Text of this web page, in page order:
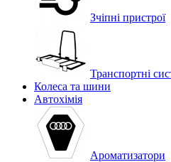
Зчіпні пристрої
Транспортні
Колеса та шини
Автохімія
Ароматизатори